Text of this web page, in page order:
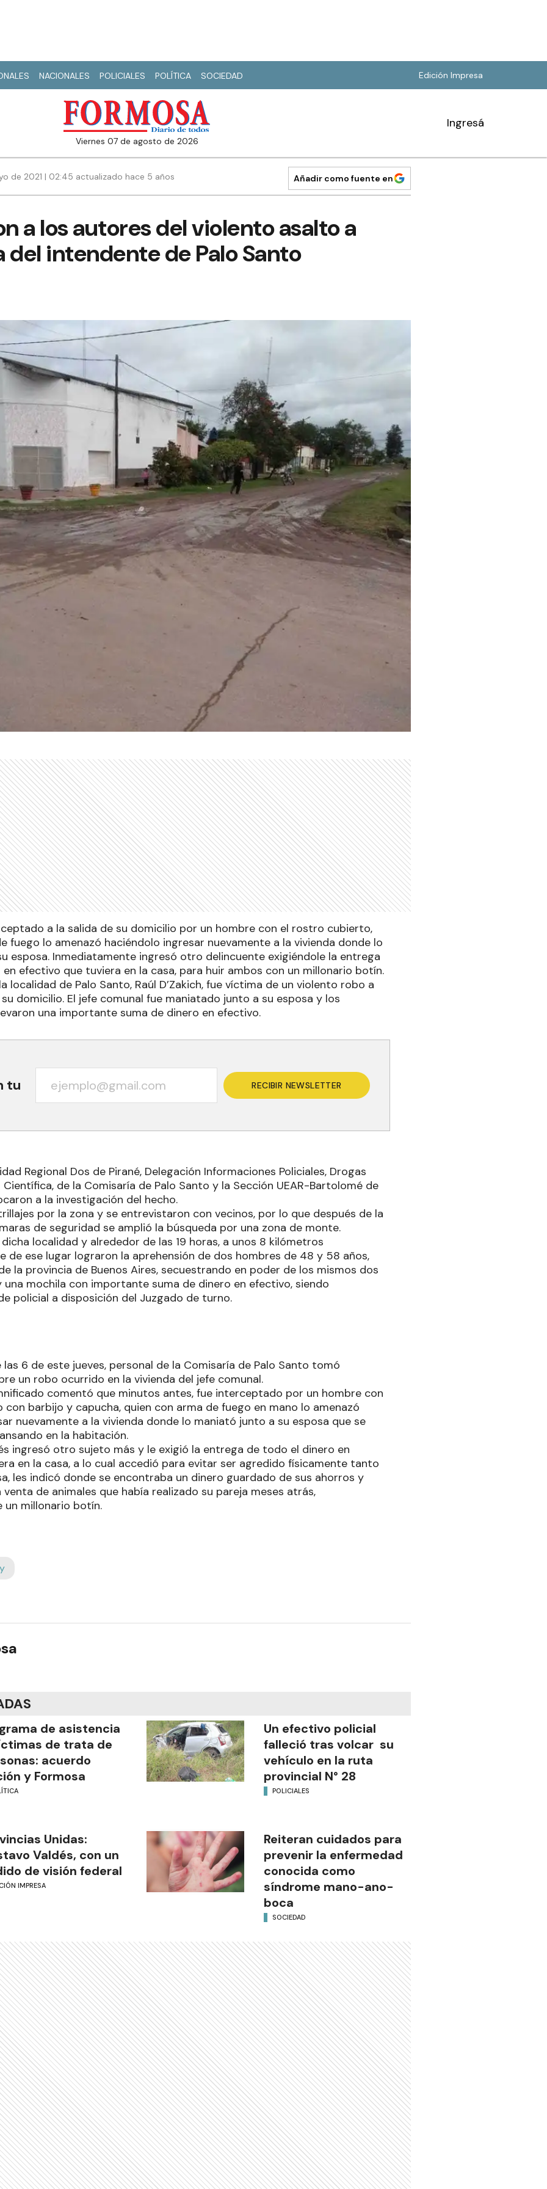
NACIONALES POLICIALES POLÍTICA SOCIEDAD Edición Impresa
viernes 07 de agosto de 2026
Ingresá
de 2021 | 02:45 actualizado hace 5 años Añadir como fuente en
a los autores del violento asalto a
intendente de Palo Santo
a la salida de su domicilio por un hombre con el rostro cubierto,
fuego lo amenazó haciéndolo ingresar nuevamente a la vivienda donde lo
esposa. Inmediatamente ingresó otro delincuente exigiéndole la entrega
efectivo que tuviera en la casa, para huir ambos con un millonario botín.
localidad de Palo Santo, Raúl D’Zakich, fue víctima de un violento robo a
domicilio. El jefe comunal fue maniatado junto a su esposa y los
una importante suma de dinero en efectivo.
tu RECIBIR NEWSLETTER
Regional Dos de Pirané, Delegación Informaciones Policiales, Drogas
Científica, de la Comisaría de Palo Santo y la Sección UEAR-Bartolomé de
a la investigación del hecho.
por la zona y se entrevistaron con vecinos, por lo que después de la
de seguridad se amplió la búsqueda por una zona de monte.
localidad y alrededor de las 19 horas, a unos 8 kilómetros
de ese lugar lograron la aprehensión de dos hombres de 48 y 58 años,
la provincia de Buenos Aires, secuestrando en poder de los mismos dos
una mochila con importante suma de dinero en efectivo, siendo
policial a disposición del Juzgado de turno.
6 de este jueves, personal de la Comisaría de Palo Santo tomó
un robo ocurrido en la vivienda del jefe comunal.
comentó que minutos antes, fue interceptado por un hombre con
barbijo y capucha, quien con arma de fuego en mano lo amenazó
nuevamente a la vivienda donde lo maniató junto a su esposa que se
en la habitación.
ingresó otro sujeto más y le exigió la entrega de todo el dinero en
en la casa, a lo cual accedió para evitar ser agredido físicamente tanto
les indicó donde se encontraba un dinero guardado de sus ahorros y
de animales que había realizado su pareja meses atrás,
un millonario botín.
de asistencia
de trata de
acuerdo
y Formosa
Un efectivo policial
falleció tras volcar su
vehículo en la ruta
provincial N° 28
POLICIALES
Unidas:
Valdés, con un
de visión federal
IMPRESA
Reiteran cuidados para
prevenir la enfermedad
conocida como
síndrome mano-ano-
boca
SOCIEDAD